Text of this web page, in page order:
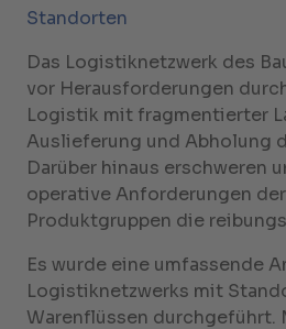
Standorten
Das Logistiknetzwerk des
vor Herausforderungen
Logistik mit fragmentierter
Auslieferung und Abholung
Darüber hinaus erschweren
operative Anforderungen
Produktgruppen die
Es wurde eine umfassende
Logistiknetzwerks mit
Warenflüssen